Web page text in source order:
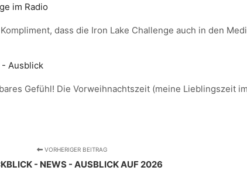
im Radio
dass die Iron Lake Challenge auch in den
Ausblick
Gefühl! Die Vorweihnachtszeit (meine Lieblingszeit
VORHERIGER BEITRAG
- NEWS - AUSBLICK AUF 2026